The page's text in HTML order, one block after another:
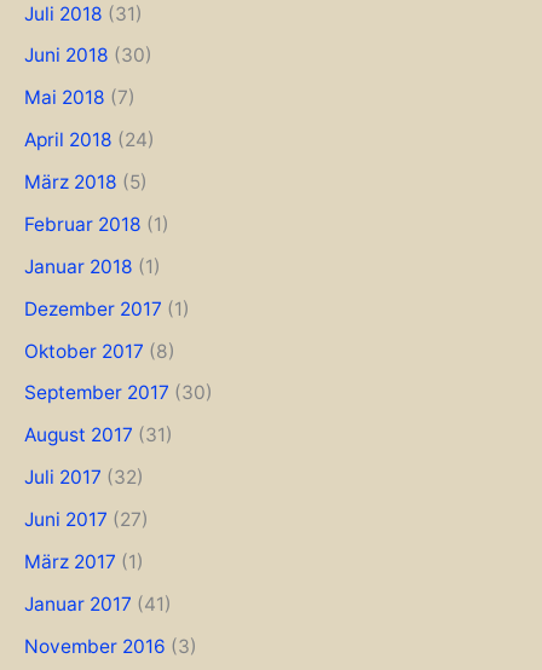
Juli 2018 (31)
Juni 2018 (30)
Mai 2018 (7)
April 2018 (24)
März 2018 (5)
Februar 2018 (1)
Januar 2018 (1)
Dezember 2017 (1)
Oktober 2017 (8)
September 2017 (30)
August 2017 (31)
Juli 2017 (32)
Juni 2017 (27)
März 2017 (1)
Januar 2017 (41)
November 2016 (3)